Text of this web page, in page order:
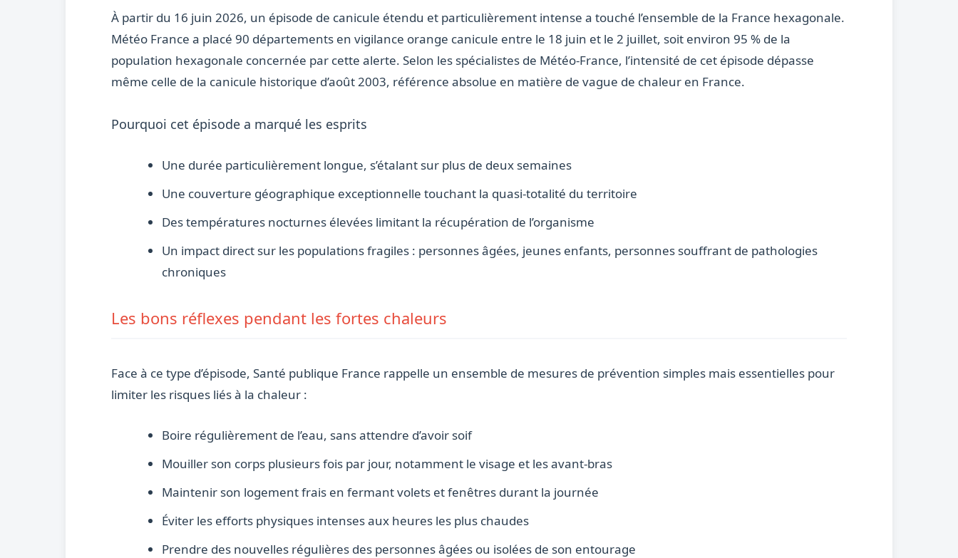
À partir du 16 juin 2026, un épisode de canicule étendu et particulièrement intense a touché l’ensemble de la France hexagonale.
Météo France a placé 90 départements en vigilance orange canicule entre le 18 juin et le 2 juillet, soit environ 95 % de la
population hexagonale concernée par cette alerte. Selon les spécialistes de Météo-France, l’intensité de cet épisode dépasse
même celle de la canicule historique d’août 2003, référence absolue en matière de vague de chaleur en France.
Pourquoi cet épisode a marqué les esprits
Une durée particulièrement longue, s’étalant sur plus de deux semaines
Une couverture géographique exceptionnelle touchant la quasi-totalité du territoire
Des températures nocturnes élevées limitant la récupération de l’organisme
Un impact direct sur les populations fragiles : personnes âgées, jeunes enfants, personnes souffrant de pathologies
chroniques
Les bons réflexes pendant les fortes chaleurs
Face à ce type d’épisode, Santé publique France rappelle un ensemble de mesures de prévention simples mais essentielles pour
limiter les risques liés à la chaleur :
Boire régulièrement de l’eau, sans attendre d’avoir soif
Mouiller son corps plusieurs fois par jour, notamment le visage et les avant-bras
Maintenir son logement frais en fermant volets et fenêtres durant la journée
Éviter les efforts physiques intenses aux heures les plus chaudes
Prendre des nouvelles régulières des personnes âgées ou isolées de son entourage